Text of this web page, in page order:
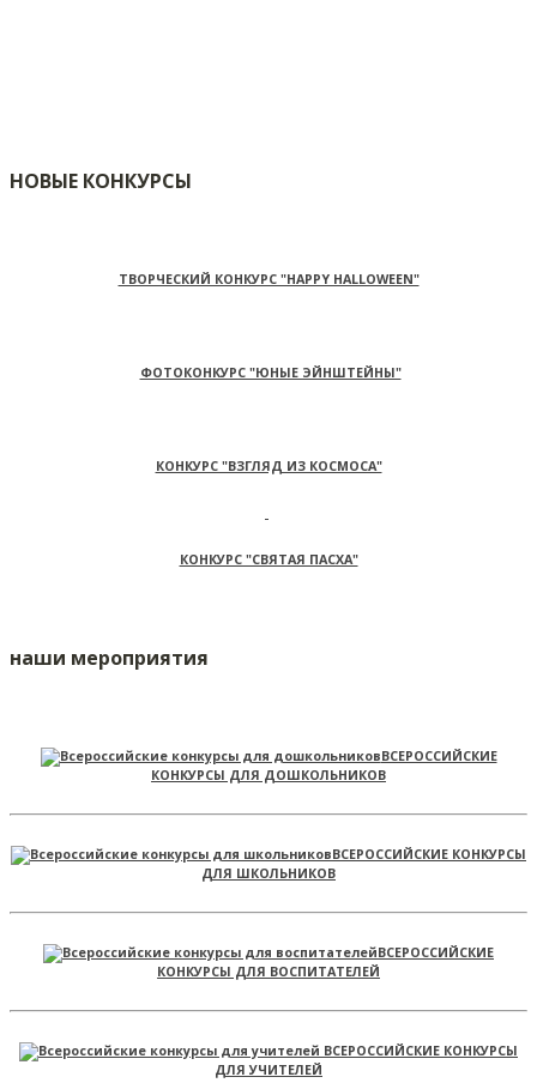
НОВЫЕ КОНКУРСЫ
ТВОРЧЕСКИЙ КОНКУРС "HAPPY HALLOWEEN"
ФОТОКОНКУРС "ЮНЫЕ ЭЙНШТЕЙНЫ"
КОНКУРС "ВЗГЛЯД ИЗ КОСМОСА"
КОНКУРС "СВЯТАЯ ПАСХА"
наши мероприятия
ВСЕРОССИЙСКИЕ
КОНКУРСЫ ДЛЯ ДОШКОЛЬНИКОВ
ВСЕРОССИЙСКИЕ КОНКУРСЫ
ДЛЯ ШКОЛЬНИКОВ
ВСЕРОССИЙСКИЕ
КОНКУРСЫ ДЛЯ ВОСПИТАТЕЛЕЙ
ВСЕРОССИЙСКИЕ КОНКУРСЫ
ДЛЯ УЧИТЕЛЕЙ